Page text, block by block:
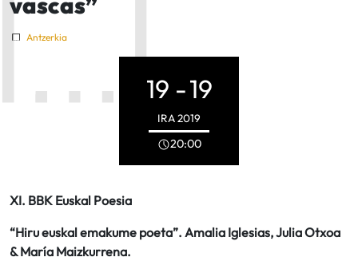
Antzerkia
19 -19
IRA2019
20:00
XI. BBK Euskal Poesia
“Hiru euskal emakume poeta”. Amalia Iglesias, Julia Otxoa
& María Maizkurrena.